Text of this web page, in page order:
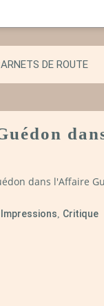
DE ROUTE
dans l'Affaire
Impressions Critique